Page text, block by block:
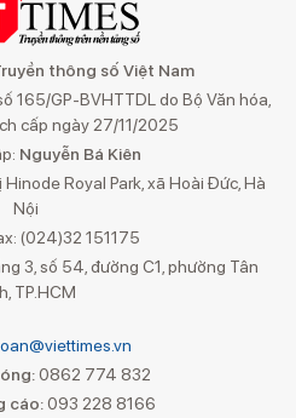
thông số Việt Nam
165/GP-BVHTTDL do Bộ Văn hóa,
cấp ngày 27/11/2025
Nguyễn Bá Kiên
Hinode Royal Park, xã Hoài Đức, Hà
Nội
(024)32 151175
3, số 54, đường C1, phường Tân
TP.HCM
0862 774 832
cáo:093 228 8166